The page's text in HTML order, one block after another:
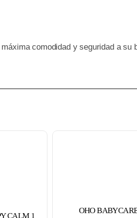
comodidad y seguridad a su
CALM 1
OHO